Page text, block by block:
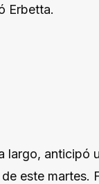
Erbetta.
largo, anticipó
este martes.